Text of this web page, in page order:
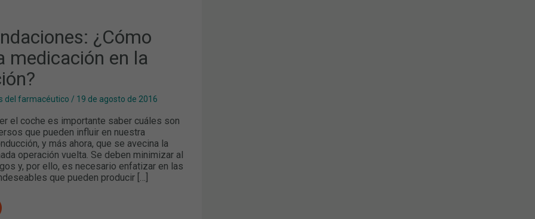
¿Cómo
medicación en la
del farmacéutico / 19 de agosto de 2016
el coche es importante saber cuáles son
que pueden influir en nuestra
y más ahora, que se avecina la
operación vuelta. Se deben minimizar al
y, por ello, es necesario enfatizar en las
que pueden producir […]